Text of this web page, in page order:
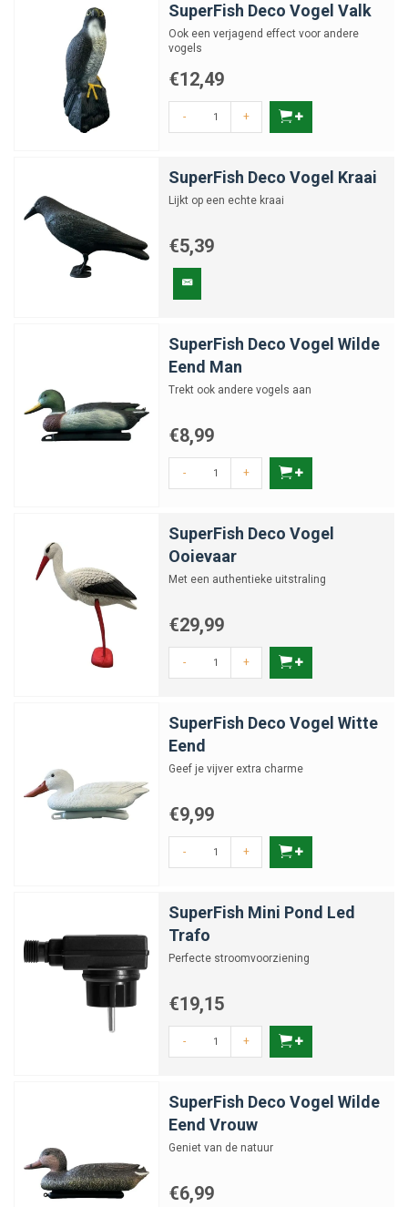
SuperFish Deco Vogel Valk
Ook een verjagend effect voor andere
vogels
€12,49
- +
SuperFish Deco Vogel Kraai
Lijkt op een echte kraai
€5,39
SuperFish Deco Vogel Wilde
Eend Man
Trekt ook andere vogels aan
€8,99
- +
SuperFish Deco Vogel
Ooievaar
Met een authentieke uitstraling
€29,99
- +
SuperFish Deco Vogel Witte
Eend
Geef je vijver extra charme
€9,99
- +
SuperFish Mini Pond Led
Trafo
Perfecte stroomvoorziening
€19,15
- +
SuperFish Deco Vogel Wilde
Eend Vrouw
Geniet van de natuur
€6,99